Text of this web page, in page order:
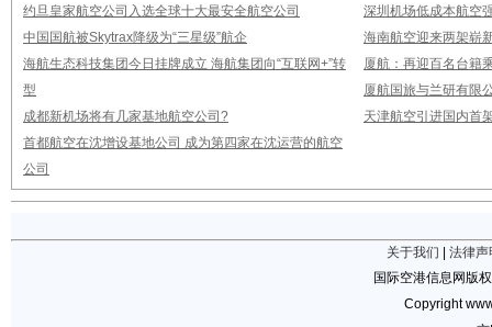
约旦皇家航空公司入选全球十大最安全航空公司
深圳机场低成本航空
中国国航被Skytrax降级为“三星级”航企
海南航空迎来两架崭
海航生态科技集团今日挂牌成立 海航集团向“互联网+”转
型
厦航：再迎百名台籍
厦航国旅与兰研有限
成都新机场将有几家基地航空公司?
天津航空引进国内首
首都航空在沈增设基地公司 成为第四家在沈运营的航空
公司
关于我们
法律声
国际空港信息网版
Copyright